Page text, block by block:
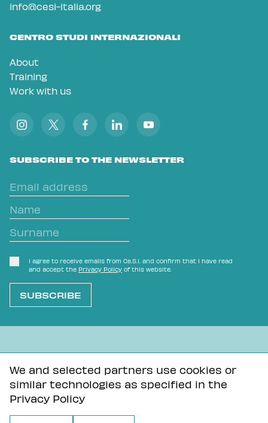
We and selected partners use cookies or
similar technologies as specified in the
Privacy Policy
info@cesi-italia.org
CENTRO STUDI INTERNAZIONALI
About
Training
Work with us
SUBSCRIBE TO THE NEWSLETTER
I agree to receive emails from Ce.S.I. and confirm that I have read
and accept the Privacy Policy of this website.
Privacy Policy
Tutti i contenuti di questa pagina sono distribuiti con
licenza Creative Commons Attribuzione - Condividi allo
stesso modo 3.0 Unported